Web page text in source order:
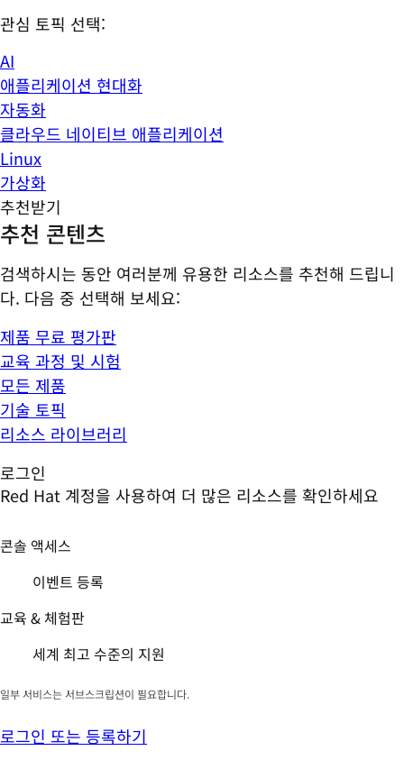
관심 토픽 선택:
AI
애플리케이션 현대화
자동화
클라우드 네이티브 애플리케이션
Linux
가상화
추천받기
추천 콘텐츠
검색하시는 동안 여러분께 유용한 리소스를 추천해 드립니
다. 다음 중 선택해 보세요:
제품 무료 평가판
교육 과정 및 시험
모든 제품
기술 토픽
리소스 라이브러리
로그인
Red Hat 계정을 사용하여 더 많은 리소스를 확인하세요
콘솔 액세스
이벤트 등록
교육 & 체험판
세계 최고 수준의 지원
일부 서비스는 서브스크립션이 필요합니다.
로그인 또는 등록하기